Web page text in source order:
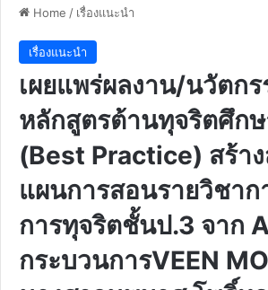
Home / เรื่องแนะนำ
เรื่องแนะนำ
เผยแพร่ผลงาน/นวัตก
หลักสูตรต้านทุจริตศึกษ
(Best Practice) สร้า
แผนการสอนรายวิชาก
การทุจริตชั้นป.3 จาก
กระบวนการVEEN